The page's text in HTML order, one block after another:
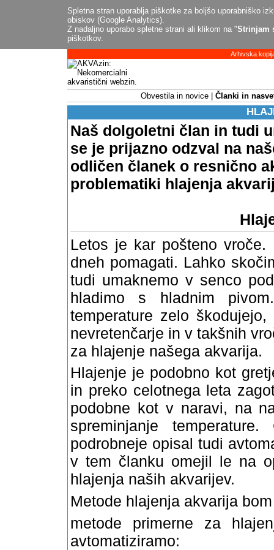
Spletna stran uporablja piškotke za boljšo uporabniško
obiskov (Google Analytics).
Z nadaljno uporabo spletne strani ali klikom na "Strinjam
piškotkov.
Arhivska
Obvestila in novice Članki in
Naš dolgoletni član in tudi
se je prijazno odzval na
odličen članek o resnično
problematiki hlajenja
Letos je kar pošteno
dneh pomagati. Lahko
tudi umaknemo v senco
hladimo s hladnim
temperature zelo
nevretenčarje in v takšnih
za hlajenje našega akvarija.
Hlajenje je podobno kot
in preko celotnega leta
podobne kot v naravi, na
spreminjanje
podrobneje opisal tudi
v tem članku omejil le na
hlajenja naših akvarijev.
Metode hlajenja akvarija
metode primerne za
avtomatiziramo: